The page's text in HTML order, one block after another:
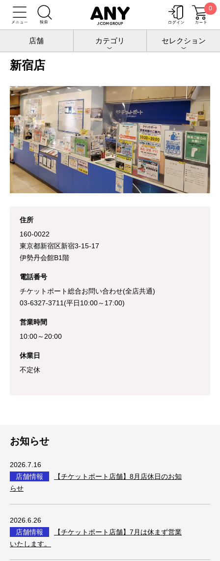
0
店舗 カテゴリ セレクション
トップ 店舗情報 新宿店
新宿店
住所
160-0022
東京都新宿区新宿3-15-17
伊勢丹会館B1階
電話番号
チケットポート総合お問い合わせ(全店共通)
03-6327-3711(平日10:00～17:00)
営業時間
10:00～20:00
休業日
不定休
お知らせ
2026.7.16
店舗情報
【チケットポート店舗】8月店休日のお知
らせ
2026.6.26
店舗情報
【チケットポート店舗】7月は休まず営業
いたします。